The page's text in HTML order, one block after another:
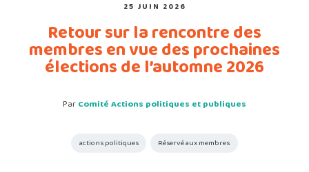
25 JUIN 2026
Retour sur la rencontre des
membres en vue des prochaines
élections de l’automne 2026
ParComité Actions politiques et publiques
actions politiques Réservé aux membres